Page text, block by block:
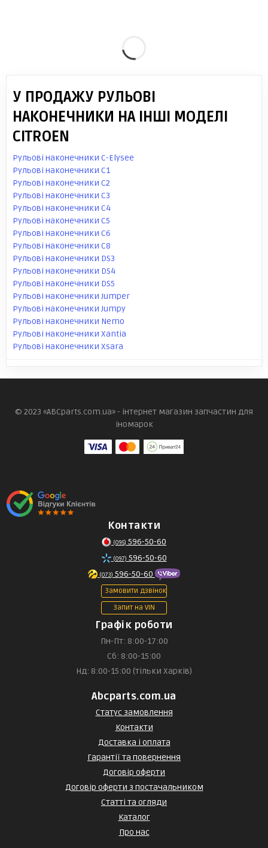
У ПРОДАЖУ РУЛЬОВІ
НАКОНЕЧНИКИ НА ІНШІ МОДЕЛІ
CITROEN
Рульові наконечники C-Elysee
Рульові наконечники C1
Рульові наконечники C2
Рульові наконечники C3
Рульові наконечники C4
Рульові наконечники C5
Рульові наконечники C6
Рульові наконечники C8
Рульові наконечники DS3
Рульові наконечники DS4
Рульові наконечники DS5
Рульові наконечники Jumper
Рульові наконечники Jumpy
Рульові наконечники Nemo
Рульові наконечники Xantia
Рульові наконечники Xsara
© 2023 «ABCparts.com.ua» - інтернет магазин запчастин для
іномарок
Контакти
(095) 596-50-60
(097) 596-50-60
(073) 596-50-60
Замовити дзвінок
Запит на VIN
Графік роботи
Пн-Пт: 8:00-17:00
Сб: 8:00-15:00
Нд: 8:00-15:00 (тільки Харків)
Abcparts.com.ua
Статус замовлення
Контакти
Доставка і оплата
Гарантії та повернення
Договір оферти
Договір оферти з постачальником
Статті та огляди
Каталог
Про нас